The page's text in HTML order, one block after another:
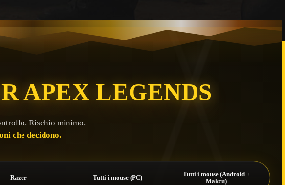
APEX LEGENDS
Rischio minimo.
che decidono.
Razer Tutti i mouse (PC)
Tutti i mouse (Android +
Makcu)